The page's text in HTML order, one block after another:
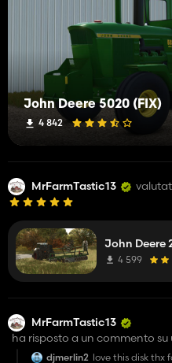
John Deere 5020 (FIX)
4 842
MrFarmTastic13
John Deere
4 599
MrFarmTastic13
ha risposto a un commento su
djmerlin2 love this disk thx